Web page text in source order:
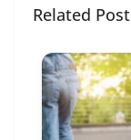
Related